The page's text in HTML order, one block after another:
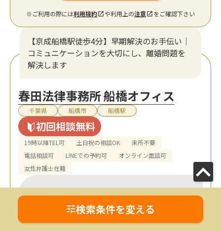
※ご利用の際には利用規約 や利用上の注意 をご確認下さい
【京成船橋駅徒歩4分】早期解決のお手伝い｜
コミュニケーションを大切にし、離婚問題を
解決します
春田法律事務所 船橋オフィス
千葉県 船橋市 船橋駅
初回相談無料
19時以降TEL可 土日祝の相談OK
来所不要
電話相談可
LINEでの予約可
オンライン面談可
女性弁護士在籍
検索条件を変える